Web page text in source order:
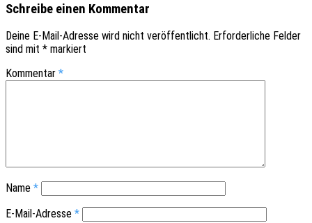
Schreibe einen Kommentar
Deine E-Mail-Adresse wird nicht veröffentlicht. Erforderliche Felder
sind mit * markiert
Kommentar *
Name *
E-Mail-Adresse *